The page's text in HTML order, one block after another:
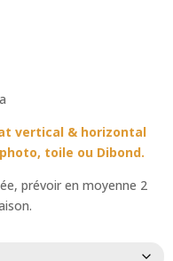
vertical & horizontal
toile ou Dibond.
prévoir en moyenne 2